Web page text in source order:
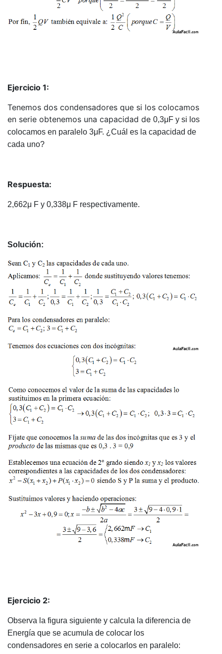
Ejercicio 1:
Tenemos dos condensadores que si los colocamos
en serie obtenemos una capacidad de 0,3μF y si los
colocamos en paralelo 3μF. ¿Cuál es la capacidad de
cada uno?
Respuesta:
2,662μ F y 0,338μ F respectivamente.
Solución:
Ejercicio 2:
Observa la figura siguiente y calcula la diferencia de
Energía que se acumula de colocar los
condensadores en serie a colocarlos en paralelo: